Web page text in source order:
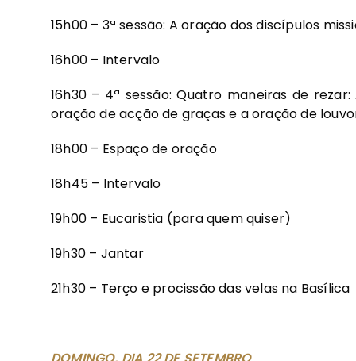
15h00 – 3ª sessão: A oração dos discípulos
16h00 – Intervalo
16h30 – 4ª sessão: Quatro maneiras de
oração de acção de graças e a oração de
18h00 – Espaço de oração
18h45 – Intervalo
19h00 – Eucaristia (para quem quiser)
19h30 – Jantar
21h30 – Terço e procissão das velas na Basílica